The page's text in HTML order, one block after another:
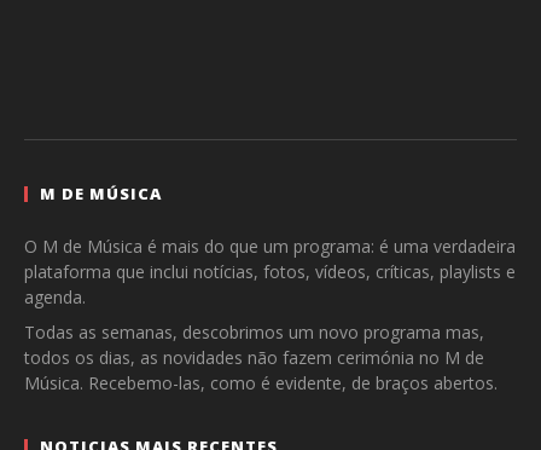
M DE MÚSICA
O M de Música é mais do que um programa: é uma verdadeira
plataforma que inclui notícias, fotos, vídeos, críticas, playlists e
agenda.
Todas as semanas, descobrimos um novo programa mas,
todos os dias, as novidades não fazem cerimónia no M de
Música. Recebemo-las, como é evidente, de braços abertos.